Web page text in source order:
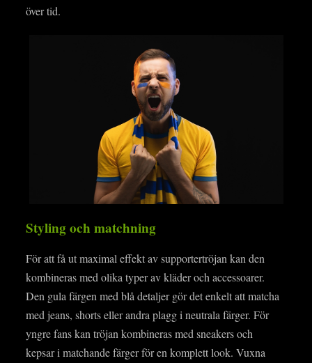
över tid.
Styling och matchning
För att få ut maximal effekt av supportertröjan kan den
kombineras med olika typer av kläder och accessoarer.
Den gula färgen med blå detaljer gör det enkelt att matcha
med jeans, shorts eller andra plagg i neutrala färger. För
yngre fans kan tröjan kombineras med sneakers och
kepsar i matchande färger för en komplett look. Vuxna